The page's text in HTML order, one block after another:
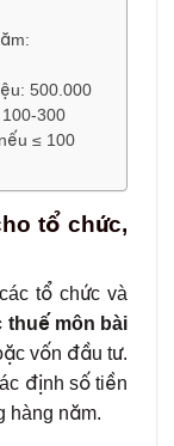
500.000
300
≤ 100
tổ chức,
tổ chức và
thuế môn bài
vốn đầu tư.
định số tiền
hàng năm.